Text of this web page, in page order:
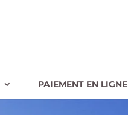
PAIEMENT EN LIGNE